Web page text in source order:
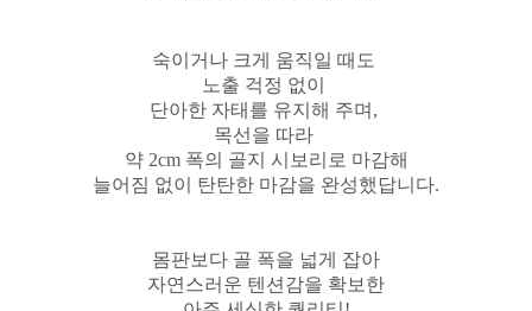
숙이거나 크게 움직일 때도
노출 걱정 없이
단아한 자태를 유지해 주며,
목선을 따라
약 2cm 폭의 골지 시보리로 마감해
늘어짐 없이 탄탄한 마감을 완성했답니다.
몸판보다 골 폭을 넓게 잡아
자연스러운 텐션감을 확보한